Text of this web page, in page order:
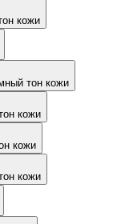
кожи
тон кожи
кожи
кожи
кожи